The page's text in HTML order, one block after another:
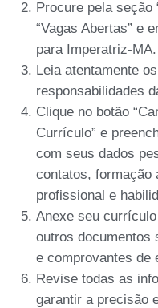
Procure pela seção
“Vagas Abertas” e
para Imperatriz-MA.
Leia atentamente
responsabilidades
Clique no botão
Currículo” e
com seus dados
contatos, formação
profissional e
Anexe seu
outros documentos
e comprovantes de
Revise todas as
garantir a precisão